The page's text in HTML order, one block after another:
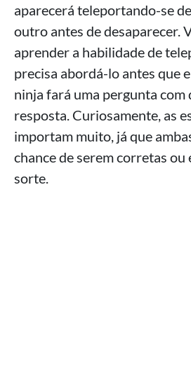
aparecerá teleportando-se
outro antes de desaparecer.
aprender a habilidade de
precisa abordá-lo antes que
ninja fará uma pergunta com
resposta. Curiosamente, as
importam muito, já que
chance de serem corretas ou
sorte.